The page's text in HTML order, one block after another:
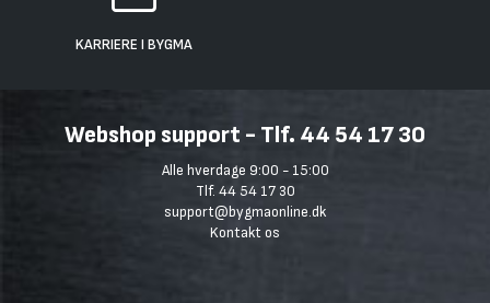
KARRIERE I BYGMA
Webshop support - Tlf. 44 54 17 30
Alle hverdage 9:00 - 15:00
Tlf. 44 54 17 30
support@bygmaonline.dk
Kontakt os